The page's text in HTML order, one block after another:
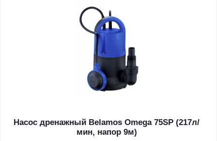
Насос дренажный Belamos Omega 75SP (217л/
мин, напор 9м)